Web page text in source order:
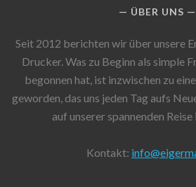
ÜBER UNS
Seit 2012 berichten wir über unsere
Drucker. Was zu Beginn als simple
begonnen hat, ist inzwischen zu
geworden, das uns jeden Tag aufs
auf unserer spannenden
Kontakt: